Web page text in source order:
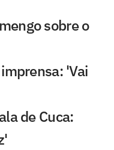
sobre o
'Vai
de Cuca: